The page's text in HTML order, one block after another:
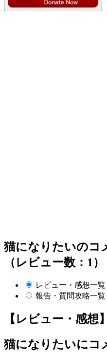
猫になりたいのコ
（レビュー数：1）
レビュー・感想一覧
報告・質問攻略一覧
【レビュー・感想】
猫になりたいにコ